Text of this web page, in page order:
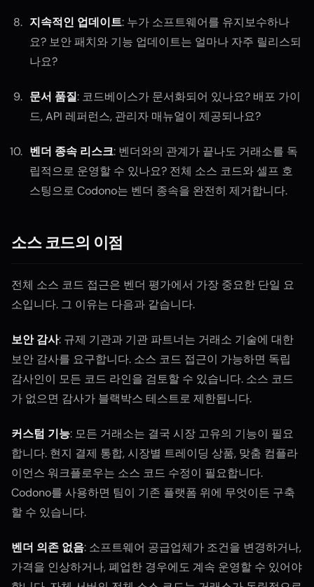
지속적인 업데이트: 누가 소프트웨어를 유지보수하나
요? 보안 패치와 기능 업데이트는 얼마나 자주 릴리스되
나요?
문서 품질: 코드베이스가 문서화되어 있나요? 배포 가이
드, API 레퍼런스, 관리자 매뉴얼이 제공되나요?
벤더 종속 리스크: 벤더와의 관계가 끝나도 거래소를 독
립적으로 운영할 수 있나요? 전체 소스 코드와 셀프 호
스팅으로 Codono는 벤더 종속을 완전히 제거합니다.
소스 코드의 이점
전체 소스 코드 접근은 벤더 평가에서 가장 중요한 단일 요
소입니다. 그 이유는 다음과 같습니다.
보안 감사: 규제 기관과 기관 파트너는 거래소 기술에 대한
보안 감사를 요구합니다. 소스 코드 접근이 가능하면 독립
감사인이 모든 코드 라인을 검토할 수 있습니다. 소스 코드
가 없으면 감사가 블랙박스 테스트로 제한됩니다.
커스텀 기능: 모든 거래소는 결국 시장 고유의 기능이 필요
합니다. 현지 결제 통합, 시장별 트레이딩 상품, 맞춤 컴플라
이언스 워크플로우는 소스 코드 수정이 필요합니다.
Codono를 사용하면 팀이 기존 플랫폼 위에 무엇이든 구축
할 수 있습니다.
벤더 의존 없음: 소프트웨어 공급업체가 조건을 변경하거나,
가격을 인상하거나, 폐업한 경우에도 계속 운영할 수 있어야